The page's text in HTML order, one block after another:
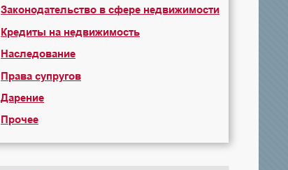
Законодательство в сфере недвижимости
Кредиты на недвижимость
Наследование
Права супругов
Дарение
Прочее